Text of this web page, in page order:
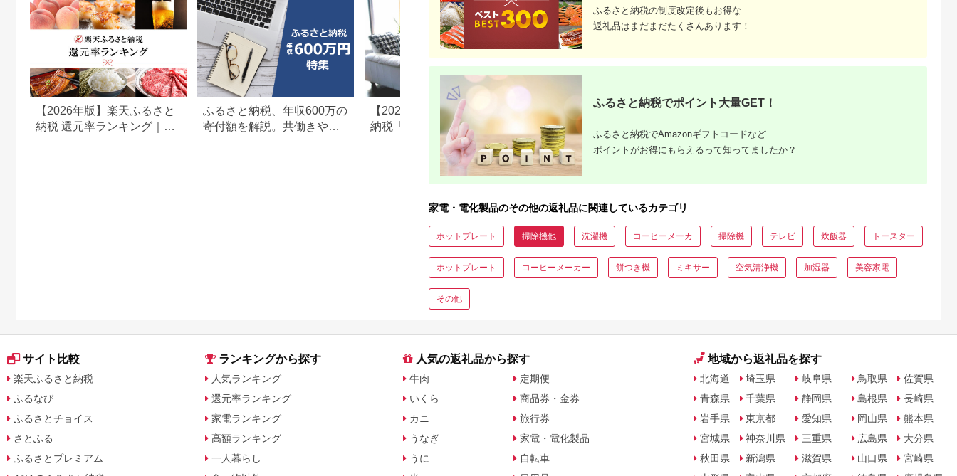
【2026年版】楽天ふるさと
納税 還元率ランキング｜高
ふるさと納税、年収600万の
寄付額を解説。共働きや子
【2026年最新版】ふるさと
納税「食べ物以外」返礼品
の還元率ランキング！
楽天ふるさと納税でこだわ
りの家電探し。おすすめラ
ンキングまとめ
ふるさと納税の制度改定後もお得な
返礼品はまだまだたくさんあります！
ふるさと納税でポイント大量GET！
ふるさと納税でAmazonギフトコードなど
ポイントがお得にもらえるって知ってましたか？
家電・電化製品のその他の返礼品に関連しているカテゴリ
ホットプレート 掃除機他 洗濯機 コーヒーメーカ 掃除機 テレビ 炊飯器 トースター
ホットプレート コーヒーメーカー 餅つき機 ミキサー 空気清浄機 加湿器 美容家電
その他
サイト比較
楽天ふるさと納税
ふるなび
ふるさとチョイス
さとふる
ふるさとプレミアム
ランキングから探す
人気ランキング
還元率ランキング
家電ランキング
高額ランキング
一人暮らし
人気の返礼品から探す
牛肉
いくら
カニ
うなぎ
うに
定期便
商品券・金券
旅行券
家電・電化製品
自転車
地域から返礼品を探す
北海道
青森県
岩手県
宮城県
秋田県
埼玉県
千葉県
東京都
神奈川県
新潟県
岐阜県
静岡県
愛知県
三重県
滋賀県
鳥取県
島根県
岡山県
広島県
山口県
佐賀県
長崎県
熊本県
大分県
宮崎県